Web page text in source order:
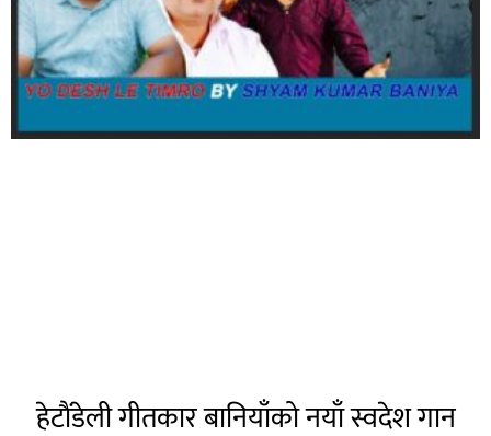
हेटाैंडेली गीतकार बानियाँको नयाँ स्वदेश गान